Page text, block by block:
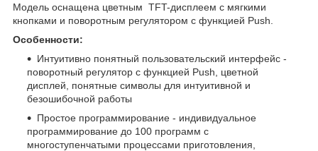
Модель оснащена цветным TFT-дисплеем с мягкими
кнопками и поворотным регулятором с функцией Push.
Особенности:
Интуитивно понятный пользовательский интерфейс -
поворотный регулятор с функцией Push, цветной
дисплей, понятные символы для интуитивной и
безошибочной работы
Простое программирование - индивидуальное
программирование до 100 программ с
многоступенчатыми процессами приготовления,